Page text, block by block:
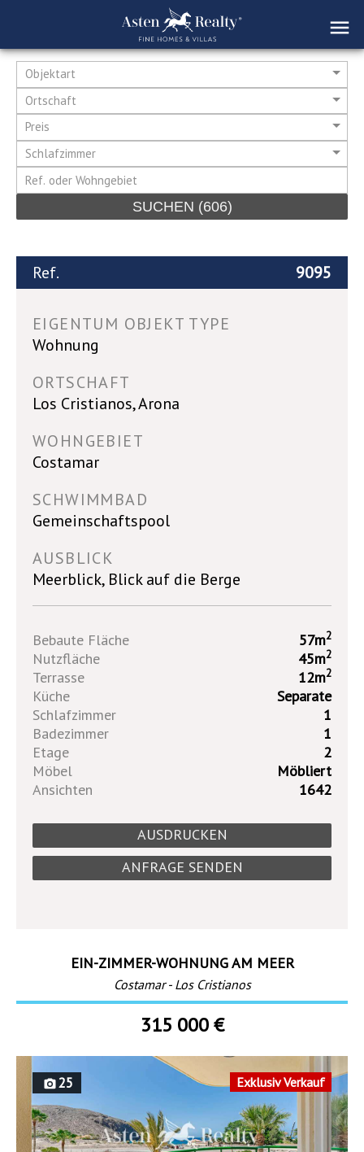
Objektart
Ortschaft
Preis
Schlafzimmer
SUCHEN (606)
Ref. 9095
EIGENTUM OBJEKT TYPE
Wohnung
ORTSCHAFT
Los Cristianos, Arona
WOHNGEBIET
Costamar
SCHWIMMBAD
Gemeinschaftspool
AUSBLICK
Meerblick, Blick auf die Berge
Bebaute Fläche 57m2
Nutzfläche 45m2
Terrasse 12m2
Küche
Separate
Schlafzimmer
1
Badezimmer
1
Etage
2
Möbel
Möbliert
Ansichten
1642
AUSDRUCKEN
ANFRAGE SENDEN
EIN-ZIMMER-WOHNUNG AM MEER
Costamar - Los Cristianos
315 000 €
25 Exklusiv Verkauf